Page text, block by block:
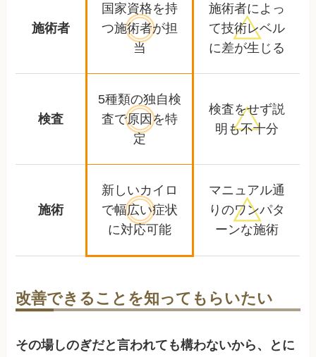
施術者
国家資格を持
つ施術者が担
当
施術者によっ
て技術レベル
に差が生じる
検査
5種類の独自検
査で原因を特
定
検査をせず説
明も不十分
施術
新しいカイロ
で幅広い症状
に対応可能
マニュアル通
りのワンパタ
ーンな施術
改善できることを知ってもらいたい
その場しのぎだと言われても構わないから、とに